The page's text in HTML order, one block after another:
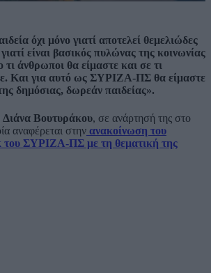
όχι μόνο γιατί αποτελεί θεμελιώδες
είναι βασικός πυλώνας της κοινωνίας
τι άνθρωποι θα είμαστε και σε τι
Και για αυτό ως ΣΥΡΙΖΑ-ΠΣ θα είμαστε
δημόσιας, δωρεάν παιδείας».
Διάνα Βουτυράκου, σε ανάρτησή της στο
αναφέρεται στην ανακοίνωση του
ΣΥΡΙΖΑ-ΠΣ με τη θεματική της